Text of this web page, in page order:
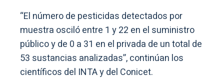
“El número de pesticidas detectados por
muestra osciló entre 1 y 22 en el suministro
público y de 0 a 31 en el privada de un total de
53 sustancias analizadas”, continúan los
científicos del INTA y del Conicet.